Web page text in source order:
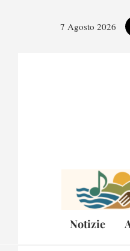
7 Agosto 2026
Notizie